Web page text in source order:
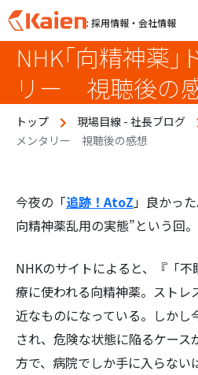
p
: 採用情報・会社情報
NHK「向精神薬
リー 視聴後の
トップ 現場目線 - 社長ブログ
メンタリー 視聴後の感想
今夜の「追跡！AtoZ」良かっ
向精神薬乱用の実態”という回。
NHKのサイトによると、『「
療に使われる向精神薬。ストレ
近なものになっている。しかし
され、危険な状態に陥るケー
方で、病院でしか手に入らない